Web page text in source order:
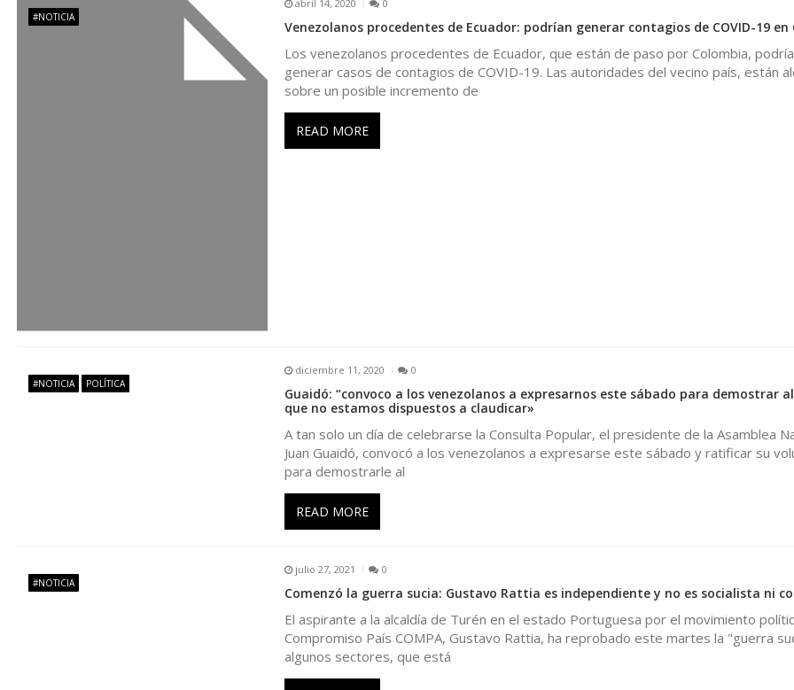
n
d
#NOTICIA
abril 14, 2020 0
Venezolanos procedentes de Ecuador: podrían generar contagios de COVID-19 en
Los venezolanos procedentes de Ecuador, que están de paso por Colombia,
generar casos de contagios de COVID-19. Las autoridades del vecino país, están
sobre un posible incremento de
READ MORE
#NOTICIA POLÍTICA
diciembre 11, 2020 0
Guaidó: “convoco a los venezolanos a expresarnos este sábado para demostrar
que no estamos dispuestos a claudicar»
A tan solo un día de celebrarse la Consulta Popular, el presidente de la Asamblea
Juan Guaidó, convocó a los venezolanos a expresarse este sábado y ratificar su
para demostrarle al
READ MORE
#NOTICIA
julio 27, 2021 0
Comenzó la guerra sucia: Gustavo Rattia es independiente y no es socialista ni
El aspirante a la alcaldía de Turén en el estado Portuguesa por el movimiento
Compromiso País COMPA, Gustavo Rattia, ha reprobado este martes la "guerra
algunos sectores, que está